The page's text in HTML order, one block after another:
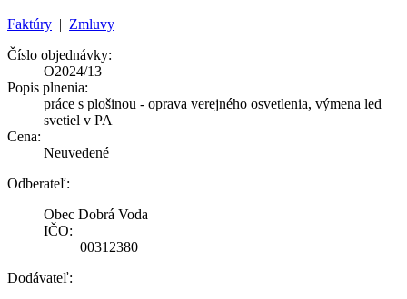
Faktúry | Zmluvy
Číslo objednávky:
O2024/13
Popis plnenia:
práce s plošinou - oprava verejného osvetlenia, výmena led
svetiel v PA
Cena:
Neuvedené
Odberateľ:
Obec Dobrá Voda
IČO:
00312380
Dodávateľ: